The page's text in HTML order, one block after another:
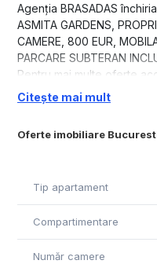
Oferte imobiliare
Agenția BRASADAS
ASMITA GARDENS,
CAMERE, 800 EUR,
PARCARE SUBTERAN
Pentru mai multe oferte
Citește mai mult
Tip apartament
Compartimentare
Număr camere